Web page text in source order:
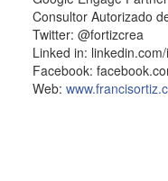
Consultor Autorizado
Twitter: @fortizcrea
Linked in:
Facebook:
Web: